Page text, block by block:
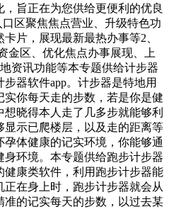
旨正在为您供给更便利的优良
区聚焦焦点营业、升级特色功
片，展现最新最热办事等2、
金区、优化焦点办事展现、上
资讯功能等本专题供给计步器
器软件app。计步器是特地用
你每天走的步数，若是你是健
晓得本人走了几多步就能够利
显示已爬楼层，以及走的距离等
体健康的记实环境，你能够通
环境。本专题供给跑步计步器
康类软件，利用跑步计步器能
在身上时，跑步计步器就会从
的记实每天的步数，以过去某